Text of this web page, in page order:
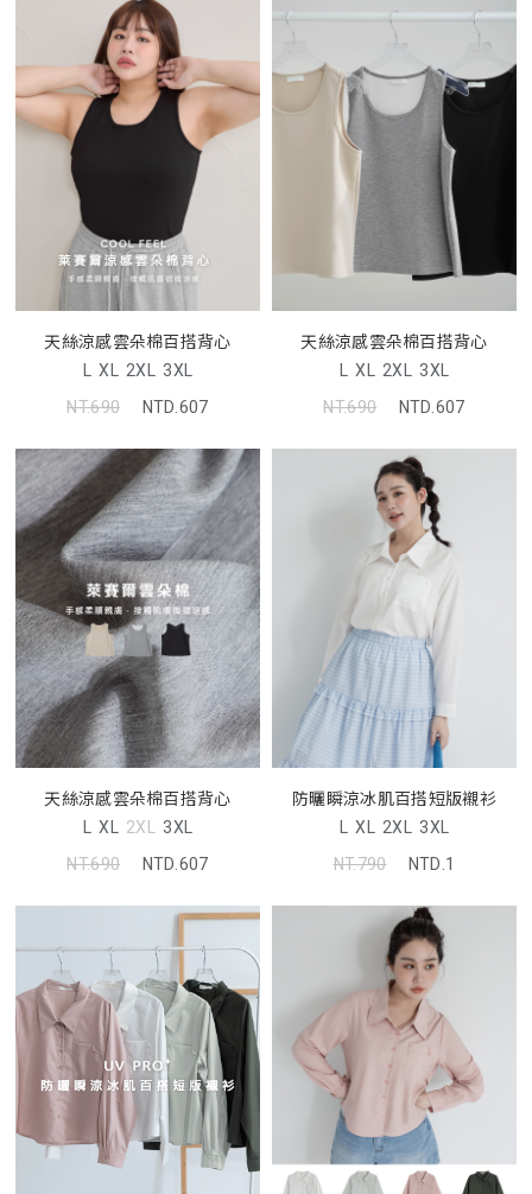
天絲涼感雲朵棉百搭背心
L XL 2XL 3XL
NT.690
NTD.607
天絲涼感雲朵棉百搭背心
L XL 2XL 3XL
NT.690
NTD.607
天絲涼感雲朵棉百搭背心
L XL 2XL 3XL
NT.690
NTD.607
防曬瞬涼冰肌百搭短版襯衫
L XL 2XL 3XL
NT.790
NTD.1